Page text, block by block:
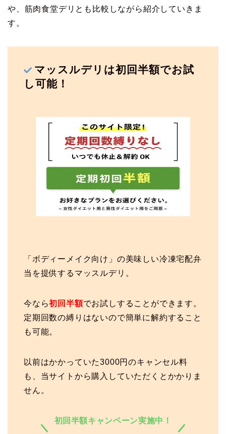
や、筋肉食堂デリとも比較しながら紹介していきま
す。
マッスルデリは初回半額でお試
し可能！
「ボディーメイク向け」の美味しい冷凍宅配弁
当を提供するマッスルデリ。
今なら初回半額でお試しすることができます。
定期回数の縛りはないので簡単に解約すること
も可能。
以前はかかっていた3000円のキャンセル料
も、当サイトから購入していただくとかかりま
せん。
初回半額キャンペーン実施中！